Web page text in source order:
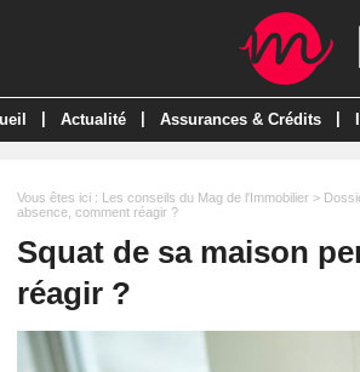
Actualité Assurances & Crédits
Vous êtes ici : Les conseils du Mag de l'Immobilier >
absence, comment réagir ?
Squat de sa maison
réagir ?